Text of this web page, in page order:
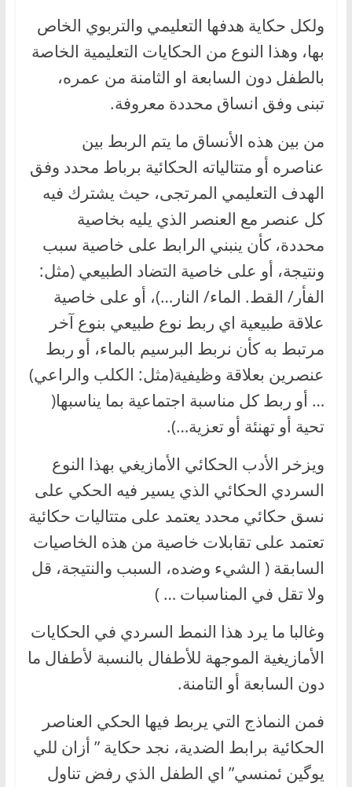
ولكل حكاية هدفها التعليمي والتربوي الخاص
بها، وهذا النوع من الحكايات التعليمية الخاصة
بالطفل دون السابعة او الثامنة من عمره،
تبنى وفق انساق محددة معروفة.
من بين هذه الأنساق ما يتم الربط بين
عناصره أو متتالياته الحكائية برباط محدد وفق
الهدف التعليمي المرتجى، حيث يشترك فيه
كل عنصر مع العنصر الذي يليه بخاصية
محددة، كأن ينبني الرابط على خاصية سبب
ونتيجة، أو على خاصية التضاد الطبيعي (مثل:
الفأر/ القط. الماء/ النار…)، أو على خاصية
علاقة طبيعية اي ربط نوع طبيعي بنوع آخر
مرتبط به كأن نربط البرسيم بالماء، أو ربط
عنصرين بعلاقة وظيفية(مثل: الكلب والراعي)
… أو ربط كل مناسبة اجتماعية بما يناسبها(
تحية أو تهنئة أو تعزية…).
ويزخر الأدب الحكائي الأمازيغي بهذا النوع
السردي الحكائي الذي يسير فيه الحكي على
نسق حكائي محدد يعتمد على متتاليات حكائية
تعتمد على تقابلات خاصية من هذه الخاصيات
السابقة ( الشيء وضده، السبب والنتيجة، قل
ولا تقل في المناسبات … )
وغالبا ما يرد هذا النمط السردي في الحكايات
الأمازيغية الموجهة للأطفال بالنسبة لأطفال ما
دون السابعة أو التامنة.
فمن النماذج التي يربط فيها الحكي العناصر
الحكائية برابط الضدية، نجد حكاية ” أزان للي
يوگين ئمنسي” اي الطفل الذي رفض تناول